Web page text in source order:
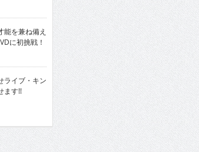
を兼ね備え
に初挑戦！
イブ・キン
ます!!